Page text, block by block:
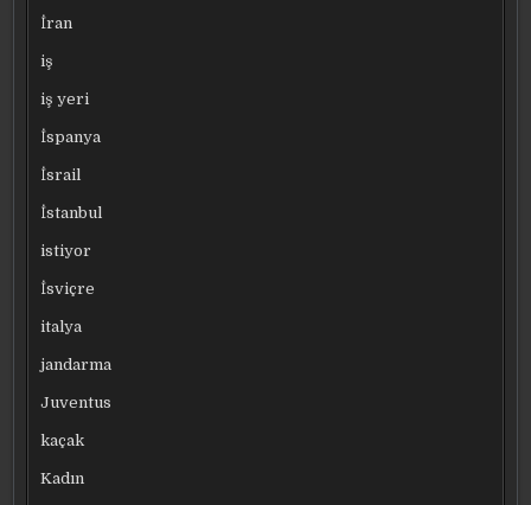
İran
iş
iş yeri
İspanya
İsrail
İstanbul
istiyor
İsviçre
italya
jandarma
Juventus
kaçak
Kadın